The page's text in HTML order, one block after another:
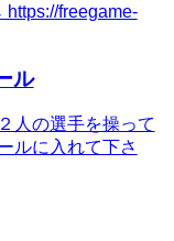
https://freegame-
ル
人の選手を操って
ルに入れて下さ